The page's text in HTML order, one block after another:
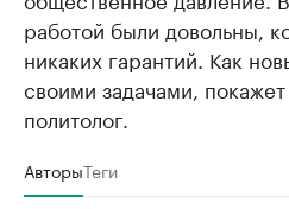
работой были довольны,
никаких гарантий. Как
своими задачами,
политолог.
АвторыТеги